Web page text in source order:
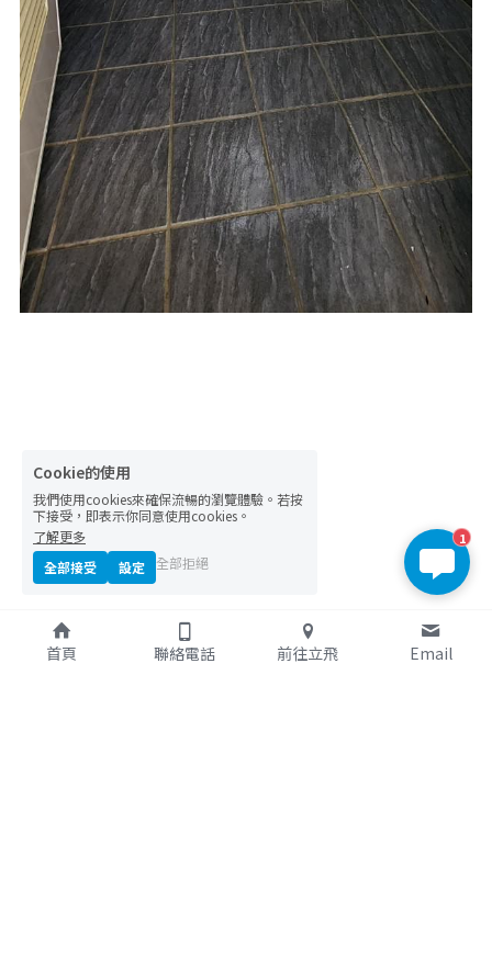
首頁 聯絡電話 前往立飛 Email
Cookie的使用
我們使用cookies來確保流暢的瀏覽體驗。若按
下接受，即表示你同意使用cookies。
了解更多
全部接受
設定 全部拒絕
1